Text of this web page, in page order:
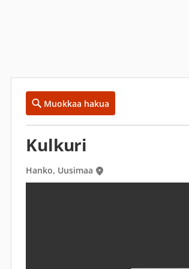
Muokkaa hakua
Kulkuri
Hanko, Uusimaa